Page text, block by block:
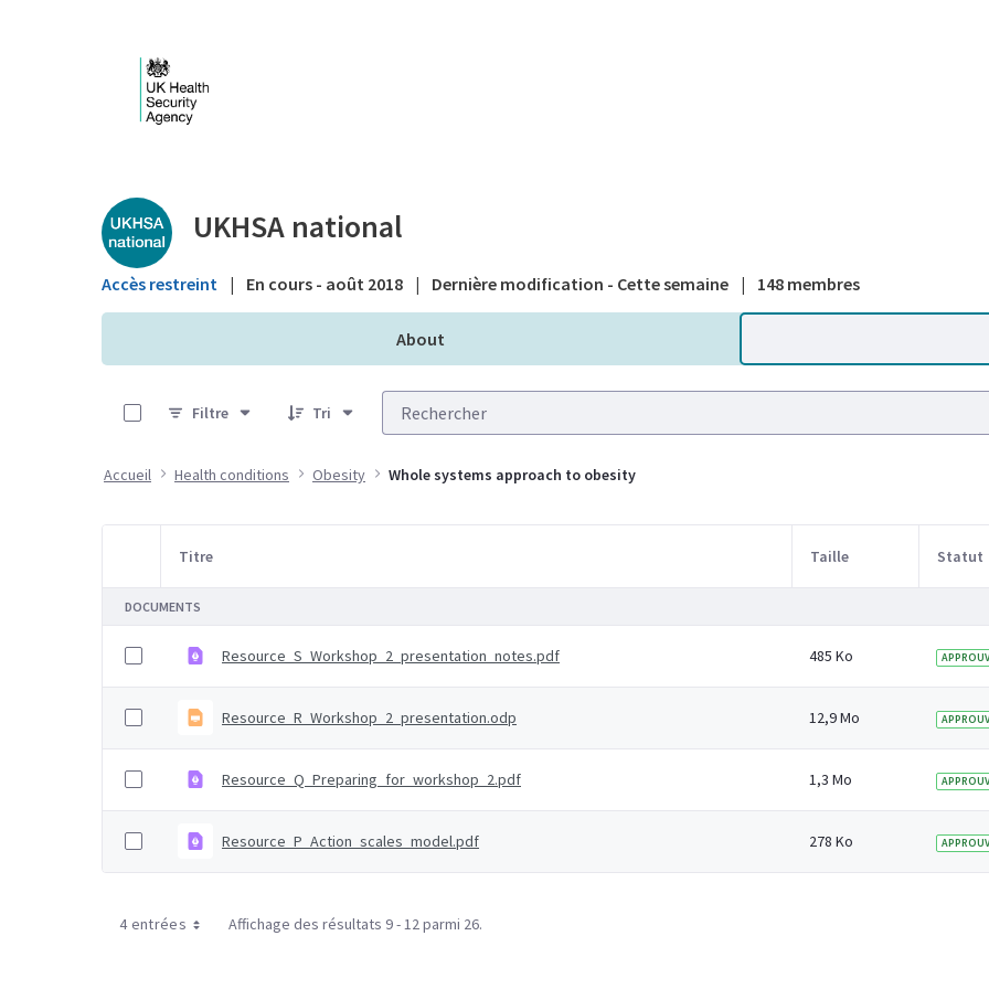
Public library - UKHSA national
UKHSA national
Accès restreint | En cours - août 2018 | Dernière modification - Cette semaine | 148 membres
About
Filtre
Tri
Accueil Health conditions Obesity Whole systems approach to obesity
Sélection d'article
Titre Taille Statut
DOCUMENTS
Resource_S_Workshop_2_presentation_notes.pdf 485 Ko
Resource_R_Workshop_2_presentation.odp 12,9 Mo
Resource_Q_Preparing_for_workshop_2.pdf 1,3 Mo
Resource_P_Action_scales_model.pdf 278 Ko
4 entrées Affichage des résultats 9 - 12 parmi 26.